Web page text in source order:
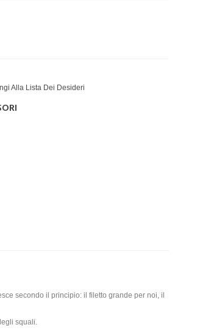
Alla Lista Dei Desideri
secondo il principio: il filetto grande per noi, il
squali.